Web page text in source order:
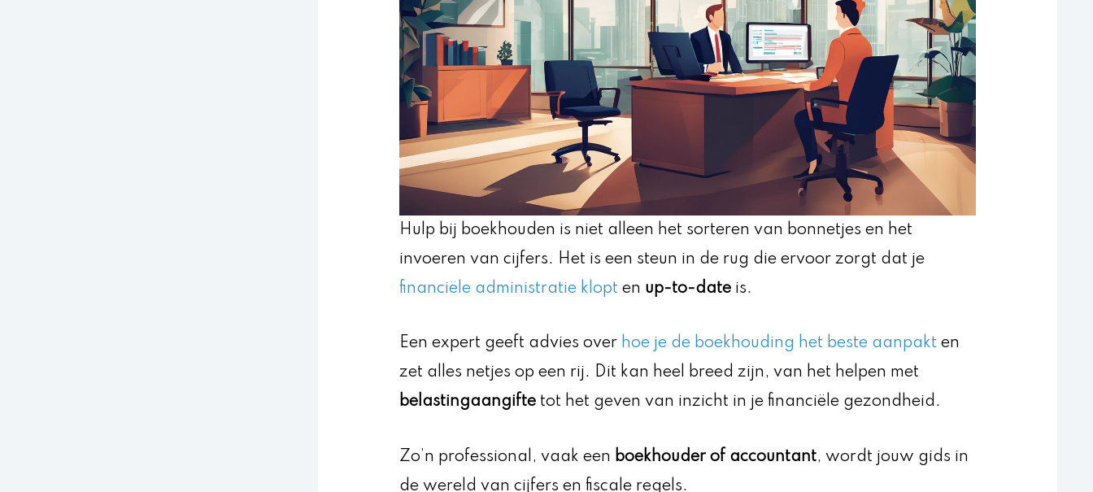
Hulp bij boekhouden is niet alleen het sorteren van bonnetjes en het
invoeren van cijfers. Het is een steun in de rug die ervoor zorgt dat je
financiële administratie klopt en up-to-date is.
Een expert geeft advies over hoe je de boekhouding het beste aanpakt en
zet alles netjes op een rij. Dit kan heel breed zijn, van het helpen met
belastingaangifte tot het geven van inzicht in je financiële gezondheid.
Zo’n professional, vaak een boekhouder of accountant, wordt jouw gids in
de wereld van cijfers en fiscale regels.